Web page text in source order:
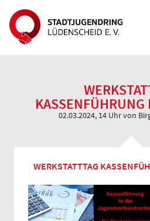
KASSENFÜHRUNG
02.03.2024, 14 Uhrvon
WERKSTATTTAG